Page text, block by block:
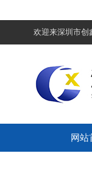
欢迎来深圳市创
网站